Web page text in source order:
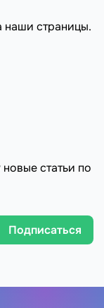
наши страницы.
статьи по
Подписаться